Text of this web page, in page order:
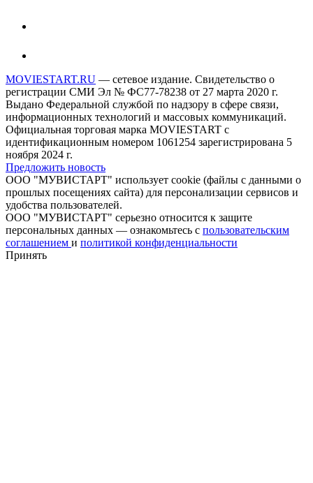
MOVIESTART.RU — сетевое издание. Свидетельство о
регистрации СМИ Эл № ФС77-78238 от 27 марта 2020 г.
Выдано Федеральной службой по надзору в сфере связи,
информационных технологий и массовых коммуникаций.
Официальная торговая марка MOVIESTART с
идентификационным номером 1061254 зарегистрирована 5
ноября 2024 г.
Предложить новость
ООО "МУВИСТАРТ" использует cookie (файлы с данными о
прошлых посещениях сайта) для персонализации сервисов и
удобства пользователей.
ООО "МУВИСТАРТ" серьезно относится к защите
персональных данных — ознакомьтесь с пользовательским
соглашением и политикой конфиденциальности
Принять